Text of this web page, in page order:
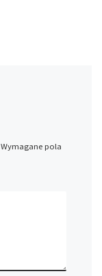
Wymagane pola